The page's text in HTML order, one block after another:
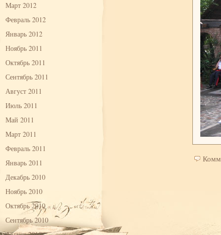
Март 2012
Февраль 2012
Январь 2012
Ноябрь 2011
Октябрь 2011
Сентябрь 2011
Август 2011
Июль 2011
Май 2011
Март 2011
Февраль 2011
Январь 2011
Декабрь 2010
Ноябрь 2010
Октябрь 2010
Сентябрь 2010